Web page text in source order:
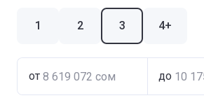
1 2 3 4+
от до